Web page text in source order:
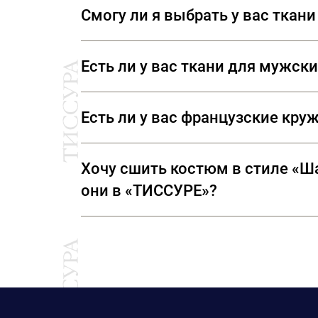
горячую воду, и повесьте туда бархатную
примять влажный ворс.
разрабатывается командами
Смогу ли я выбрать у вас
Есть ли у вас ткани для
полноценных отрезах.
Есть ли у вас французские
Sophie Hallette.
Хочу сшить костюм в стиле
они в «ТИССУРЕ»?